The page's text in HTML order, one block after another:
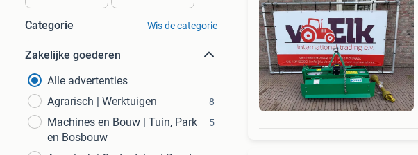
Categorie Wis de categorie
Zakelijke goederen
Alle advertenties
Agrarisch | Werktuigen
8
Machines en Bouw | Tuin, Park
en Bosbouw
5